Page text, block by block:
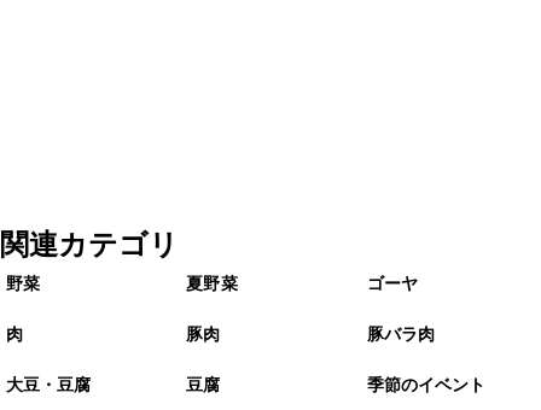
関連カテゴリ
野菜 夏野菜 ゴーヤ
肉 豚肉 豚バラ肉
大豆・豆腐 豆腐 季節のイベント